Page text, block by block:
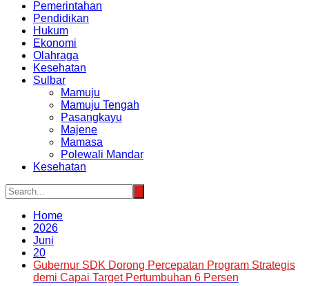
Pemerintahan
Pendidikan
Hukum
Ekonomi
Olahraga
Kesehatan
Sulbar
Mamuju
Mamuju Tengah
Pasangkayu
Majene
Mamasa
Polewali Mandar
Kesehatan
Home
2026
Juni
20
Gubernur SDK Dorong Percepatan Program Strategis
demi Capai Target Pertumbuhan 6 Persen